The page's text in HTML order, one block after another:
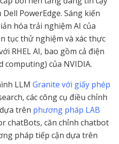
PowerEdge. Sáng kiến
hóa trải nghiệm AI của
tục thử nghiệm và xác thực
RHEL AI, bao gồm cả điện
computing) của NVIDIA.
LLM Granite với giấy phép
các công cụ điều chỉnh
trên phương pháp LAB
chatBots, căn chỉnh chatbot
pháp tiếp cận dựa trên